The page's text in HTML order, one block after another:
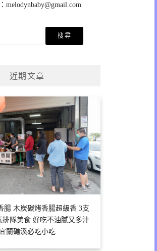
melodynbaby@gmail.com
近期文章
腸 木炭碳烤香腸超級香 3支
排隊美食 好吃不油膩又多汁
蘭礁溪必吃小吃